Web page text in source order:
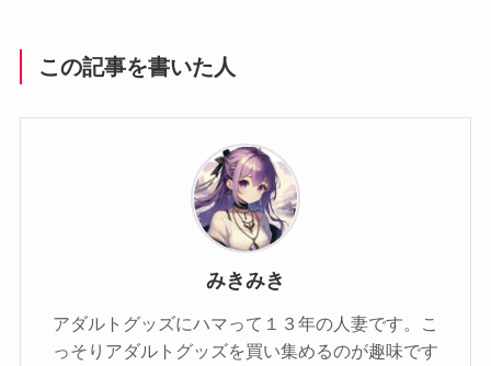
この記事を書いた人
みきみき
アダルトグッズにハマって１３年の人妻です。こ
っそりアダルトグッズを買い集めるのが趣味です